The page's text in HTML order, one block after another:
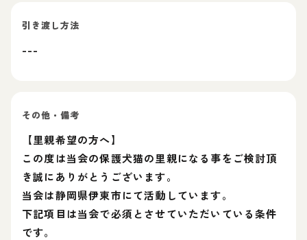
引き渡し方法
---
その他・備考
【里親希望の方へ】
この度は当会の保護犬猫の里親になる事をご検討頂
き誠にありがとうございます。
当会は静岡県伊東市にて活動しています。
下記項目は当会で必須とさせていただいている条件
です。